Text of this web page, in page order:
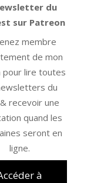
du
sur Patreon
membre
de mon
pour lire toutes
du
recevoir une
quand les
seront en
ligne.
à